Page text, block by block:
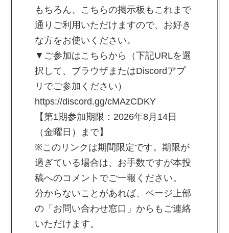
もちろん、こちらの掲示板もこれまで
通りご利用いただけますので、お好き
な方をお使いください。
▼ご参加はこちらから（下記URLを選
択して、ブラウザまたはDiscordアプ
リでご参加ください）
https://discord.gg/cMAzCDKY
【第1期参加期限：2026年8月14日
（金曜日）まで】
※このリンクは期間限定です。期限が
過ぎている場合は、お手数ですが本投
稿へのコメントでご一報ください。
分からないことがあれば、ページ上部
の「お問い合わせ窓口」からもご連絡
いただけます。